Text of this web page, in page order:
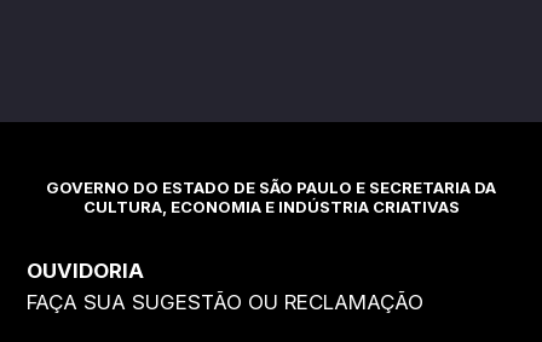
GOVERNO DO ESTADO DE SÃO PAULO E SECRETARIA DA
CULTURA, ECONOMIA E INDÚSTRIA CRIATIVAS
OUVIDORIA
FAÇA SUA SUGESTÃO OU RECLAMAÇÃO